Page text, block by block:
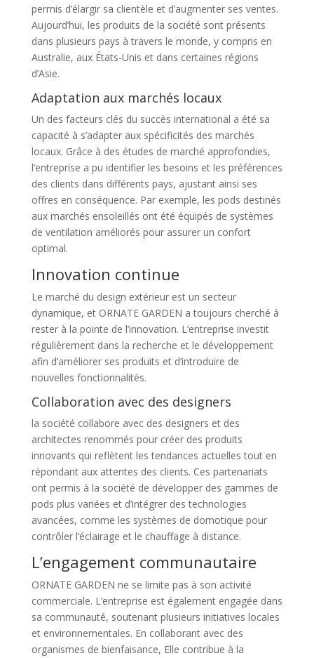
permis d’élargir sa clientèle et d’augmenter ses ventes.
Aujourd’hui, les produits de la société sont présents
dans plusieurs pays à travers le monde, y compris en
Australie, aux États-Unis et dans certaines régions
d’Asie.
Adaptation aux marchés locaux
Un des facteurs clés du succès international a été sa
capacité à s’adapter aux spécificités des marchés
locaux. Grâce à des études de marché approfondies,
l’entreprise a pu identifier les besoins et les préférences
des clients dans différents pays, ajustant ainsi ses
offres en conséquence. Par exemple, les pods destinés
aux marchés ensoleillés ont été équipés de systèmes
de ventilation améliorés pour assurer un confort
optimal.
Innovation continue
Le marché du design extérieur est un secteur
dynamique, et ORNATE GARDEN a toujours cherché à
rester à la pointe de l’innovation. L’entreprise investit
régulièrement dans la recherche et le développement
afin d’améliorer ses produits et d’introduire de
nouvelles fonctionnalités.
Collaboration avec des designers
la société collabore avec des designers et des
architectes renommés pour créer des produits
innovants qui reflètent les tendances actuelles tout en
répondant aux attentes des clients. Ces partenariats
ont permis à la société de développer des gammes de
pods plus variées et d’intégrer des technologies
avancées, comme les systèmes de domotique pour
contrôler l’éclairage et le chauffage à distance.
L’engagement communautaire
ORNATE GARDEN ne se limite pas à son activité
commerciale. L’entreprise est également engagée dans
sa communauté, soutenant plusieurs initiatives locales
et environnementales. En collaborant avec des
organismes de bienfaisance, Elle contribue à la